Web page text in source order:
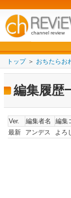
channel review
トップ＞ おちたらお
編集履歴
Ver. 編集者名 編集
最新
アンデス よろ